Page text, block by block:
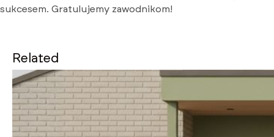
sukcesem. Gratulujemy zawodnikom!
Related